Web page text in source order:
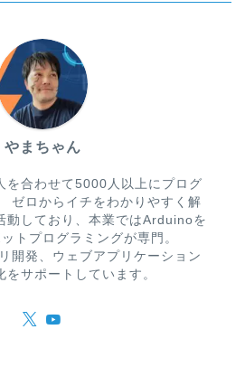
やまちゃん
を合わせて5000人以上にプログ
ゼロからイチをわかりやすく解
動しており、本業ではArduinoを
トプログラミングが専門。
開発、ウェブアプリケーション
サポートしています。